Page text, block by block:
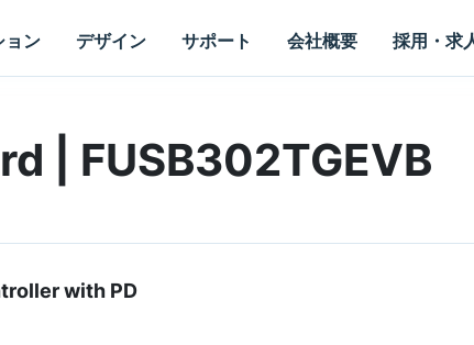
ョン デザイン サポート 会社概要 採用・求
| FUSB302TGEVB
with PD